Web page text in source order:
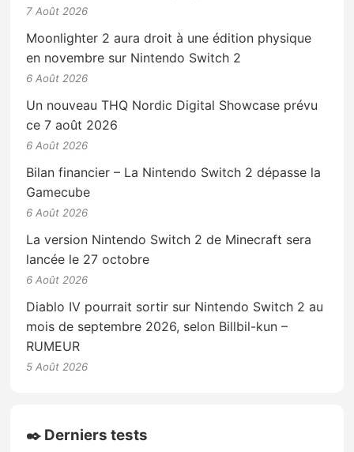
7 Août 2026
Moonlighter 2 aura droit à une édition physique
en novembre sur Nintendo Switch 2
6 Août 2026
Un nouveau THQ Nordic Digital Showcase prévu
ce 7 août 2026
6 Août 2026
Bilan financier – La Nintendo Switch 2 dépasse la
Gamecube
6 Août 2026
La version Nintendo Switch 2 de Minecraft sera
lancée le 27 octobre
6 Août 2026
Diablo IV pourrait sortir sur Nintendo Switch 2 au
mois de septembre 2026, selon Billbil-kun –
RUMEUR
5 Août 2026
✒️ Derniers tests